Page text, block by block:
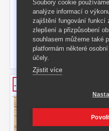
materiál
provedení
Kód produktu:
Skladem>
769 Kčs
-48%
materiál
pojezdy,
Kód produktu:
Soubory cookie
analýze informací o
zajištění fungování funkcí
zlepšení a přizpůsobení
souhlasem můžeme také
platformám některé
účely.
Zjistit více